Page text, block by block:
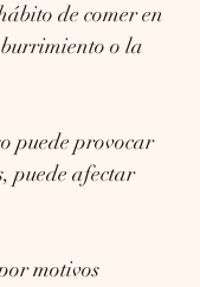
de comer en
o la
puede provocar
puede afectar
motivos